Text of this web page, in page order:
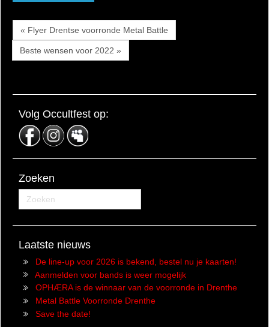
« Flyer Drentse voorronde Metal Battle
Beste wensen voor 2022 »
Volg Occultfest op:
Zoeken
Laatste nieuws
De line-up voor 2026 is bekend, bestel nu je kaarten!
Aanmelden voor bands is weer mogelijk
OPHÆRA is de winnaar van de voorronde in Drenthe
Metal Battle Voorronde Drenthe
Save the date!